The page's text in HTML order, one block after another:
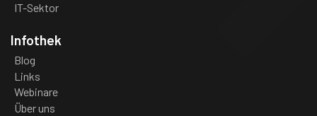
IT-Sektor
Infothek
Blog
Links
Webinare
Über uns